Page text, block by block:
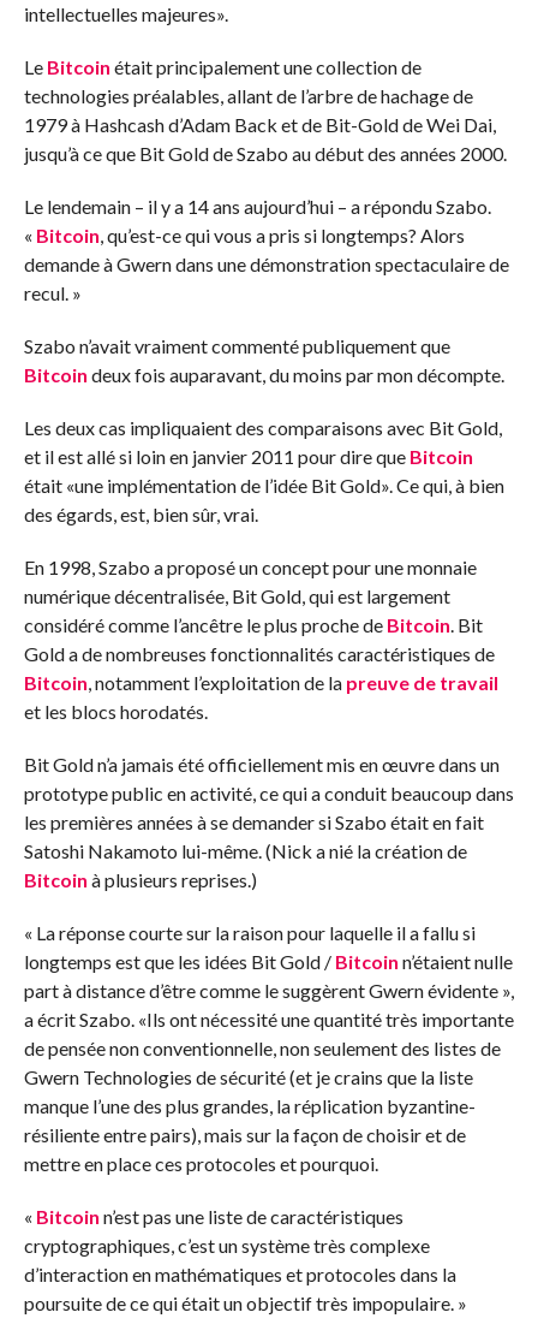
intellectuelles majeures».
Le Bitcoin était principalement une collection de
technologies préalables, allant de l’arbre de hachage de
1979 à Hashcash d’Adam Back et de Bit-Gold de Wei Dai,
jusqu’à ce que Bit Gold de Szabo au début des années 2000.
Le lendemain – il y a 14 ans aujourd’hui – a répondu Szabo.
« Bitcoin, qu’est-ce qui vous a pris si longtemps? Alors
demande à Gwern dans une démonstration spectaculaire de
recul. »
Szabo n’avait vraiment commenté publiquement que
Bitcoin deux fois auparavant, du moins par mon décompte.
Les deux cas impliquaient des comparaisons avec Bit Gold,
et il est allé si loin en janvier 2011 pour dire que Bitcoin
était «une implémentation de l’idée Bit Gold». Ce qui, à bien
des égards, est, bien sûr, vrai.
En 1998, Szabo a proposé un concept pour une monnaie
numérique décentralisée, Bit Gold, qui est largement
considéré comme l’ancêtre le plus proche de Bitcoin. Bit
Gold a de nombreuses fonctionnalités caractéristiques de
Bitcoin, notamment l’exploitation de la preuve de travail
et les blocs horodatés.
Bit Gold n’a jamais été officiellement mis en œuvre dans un
prototype public en activité, ce qui a conduit beaucoup dans
les premières années à se demander si Szabo était en fait
Satoshi Nakamoto lui-même. (Nick a nié la création de
Bitcoin à plusieurs reprises.)
« La réponse courte sur la raison pour laquelle il a fallu si
longtemps est que les idées Bit Gold / Bitcoin n’étaient nulle
part à distance d’être comme le suggèrent Gwern évidente »,
a écrit Szabo. «Ils ont nécessité une quantité très importante
de pensée non conventionnelle, non seulement des listes de
Gwern Technologies de sécurité (et je crains que la liste
manque l’une des plus grandes, la réplication byzantine-
résiliente entre pairs), mais sur la façon de choisir et de
mettre en place ces protocoles et pourquoi.
« Bitcoin n’est pas une liste de caractéristiques
cryptographiques, c’est un système très complexe
d’interaction en mathématiques et protocoles dans la
poursuite de ce qui était un objectif très impopulaire. »